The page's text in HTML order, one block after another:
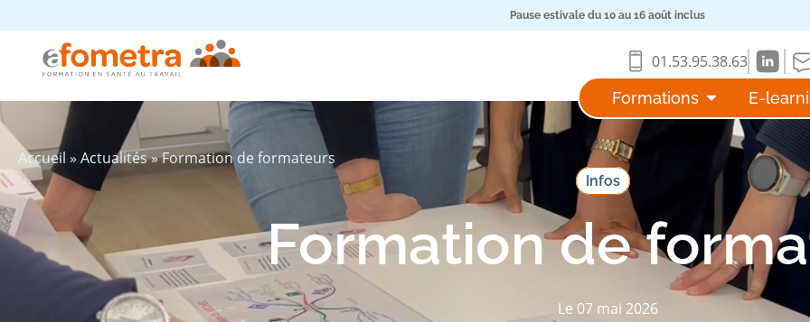
Pause estivale du 10 au 16 août inclus
01.53.95.38.63
Formations E-
Accueil » Actualités»Formation de formateurs
Infos
Formation de
Le 07 mai 2026